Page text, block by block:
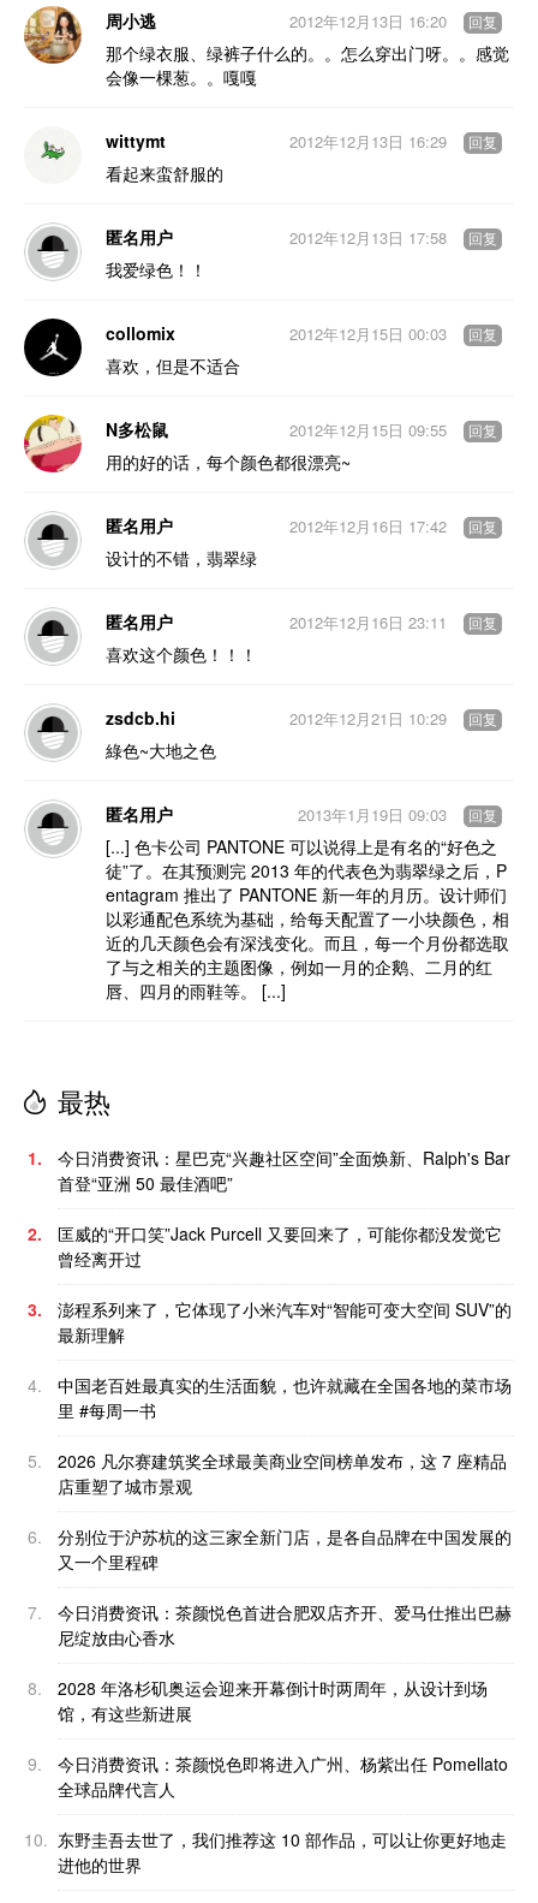
周小逃
那个绿衣服、绿裤子什么的。。怎么穿出门呀。。感觉
会像一棵葱。。嘎嘎
2012年12月13日 16:20 回复
wittymt
看起来蛮舒服的
2012年12月13日 16:29 回复
匿名用户
我爱绿色！！
2012年12月13日 17:58 回复
collomix
喜欢，但是不适合
2012年12月15日 00:03 回复
N多松鼠
用的好的话，每个颜色都很漂亮~
2012年12月15日 09:55 回复
匿名用户
设计的不错，翡翠绿
2012年12月16日 17:42 回复
匿名用户
喜欢这个颜色！！！
2012年12月16日 23:11 回复
zsdcb.hi
綠色~大地之色
2012年12月21日 10:29 回复
匿名用户
[...] 色卡公司 PANTONE 可以说得上是有名的“好色之
徒”了。在其预测完 2013 年的代表色为翡翠绿之后，P
entagram 推出了 PANTONE 新一年的月历。设计师们
以彩通配色系统为基础，给每天配置了一小块颜色，相
近的几天颜色会有深浅变化。而且，每一个月份都选取
了与之相关的主题图像，例如一月的企鹅、二月的红
唇、四月的雨鞋等。 [...]
2013年1月19日 09:03 回复
最热
1.
今日消费资讯：星巴克“兴趣社区空间”全面焕新、Ralph's Bar
首登“亚洲 50 最佳酒吧”
2.
匡威的“开口笑”Jack Purcell 又要回来了，可能你都没发觉它
曾经离开过
3.
澎程系列来了，它体现了小米汽车对“智能可变大空间 SUV”的
最新理解
4.
中国老百姓最真实的生活面貌，也许就藏在全国各地的菜市场
里 #每周一书
5.
2026 凡尔赛建筑奖全球最美商业空间榜单发布，这 7 座精品
店重塑了城市景观
6.
分别位于沪苏杭的这三家全新门店，是各自品牌在中国发展的
又一个里程碑
7.
今日消费资讯：茶颜悦色首进合肥双店齐开、爱马仕推出巴赫
尼绽放由心香水
8.
2028 年洛杉矶奥运会迎来开幕倒计时两周年，从设计到场
馆，有这些新进展
9.
今日消费资讯：茶颜悦色即将进入广州、杨紫出任 Pomellato
全球品牌代言人
10. 东野圭吾去世了，我们推荐这 10 部作品，可以让你更好地走
进他的世界